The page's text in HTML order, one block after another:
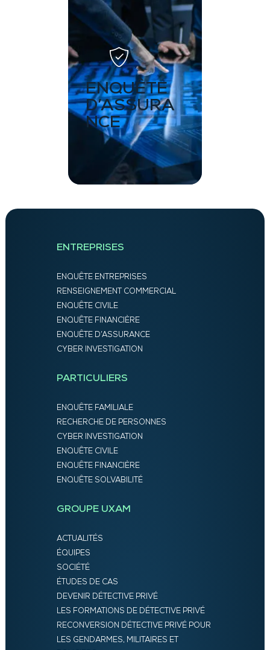
ENQUÊTE
D’ASSURA
NCE
ENTREPRISES
ENQUÊTE ENTREPRISES
RENSEIGNEMENT COMMERCIAL
ENQUÊTE CIVILE
ENQUÊTE FINANCIÈRE
ENQUÊTE D’ASSURANCE
CYBER INVESTIGATION
PARTICULIERS
ENQUÊTE FAMILIALE
RECHERCHE DE PERSONNES
CYBER INVESTIGATION
ENQUÊTE CIVILE
ENQUÊTE FINANCIÈRE
ENQUÊTE SOLVABILITÉ
GROUPE UXAM
ACTUALITÉS
ÉQUIPES
SOCIÉTÉ
ÉTUDES DE CAS
DEVENIR DÉTECTIVE PRIVÉ
LES FORMATIONS DE DÉTECTIVE PRIVÉ
RECONVERSION DÉTECTIVE PRIVÉ POUR
LES GENDARMES, MILITAIRES ET